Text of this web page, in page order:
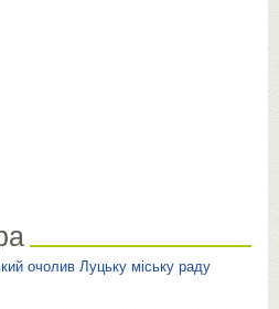
очолив Луцьку міську раду